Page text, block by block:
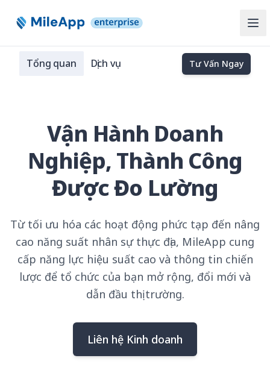
Tổng quan Dịch vụ Tư Vấn Ngay
Vận Hành Doanh
Nghiệp, Thành Công
Được Đo Lường
Từ tối ưu hóa các hoạt động phức tạp đến nâng
cao năng suất nhân sự thực địa, MileApp cung
cấp năng lực hiệu suất cao và thông tin chiến
lược để tổ chức của bạn mở rộng, đổi mới và
dẫn đầu thị trường.
Liên hệ Kinh doanh